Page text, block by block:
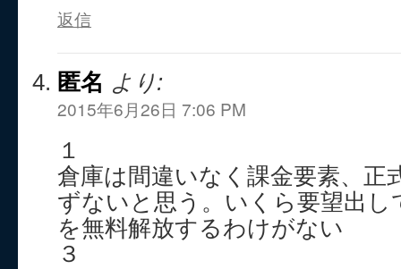
返信
匿名 より:
2015年6月26日 7:06 PM
１
倉庫は間違いなく課金要素、正
ずないと思う。いくら要望出し
を無料解放するわけがない
３